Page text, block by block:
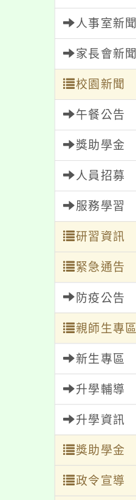
人事室新聞
家長會新聞
校園新聞
午餐公告
獎助學金
人員招募
服務學習
研習資訊
緊急通告
防疫公告
親師生專區
新生專區
升學輔導
升學資訊
獎助學金
政令宣導